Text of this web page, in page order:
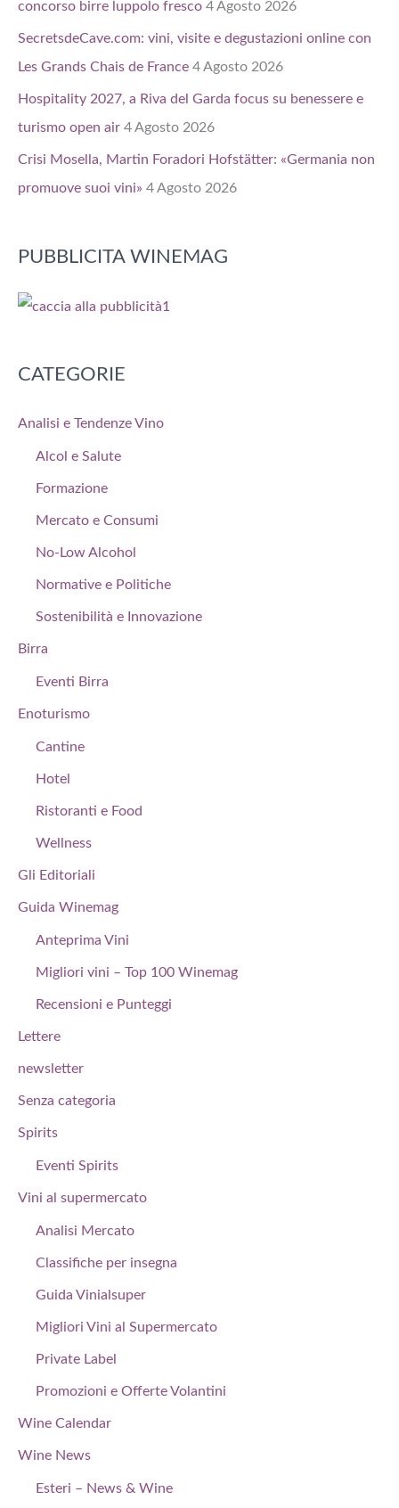
concorso birre luppolo fresco 4 Agosto 2026
SecretsdeCave.com: vini, visite e degustazioni online con
Les Grands Chais de France 4 Agosto 2026
Hospitality 2027, a Riva del Garda focus su benessere e
turismo open air 4 Agosto 2026
Crisi Mosella, Martin Foradori Hofstätter: «Germania non
promuove suoi vini» 4 Agosto 2026
PUBBLICITA WINEMAG
CATEGORIE
Analisi e Tendenze Vino
Alcol e Salute
Formazione
Mercato e Consumi
No-Low Alcohol
Normative e Politiche
Sostenibilità e Innovazione
Birra
Eventi Birra
Enoturismo
Cantine
Hotel
Ristoranti e Food
Wellness
Gli Editoriali
Guida Winemag
Anteprima Vini
Migliori vini – Top 100 Winemag
Recensioni e Punteggi
Lettere
newsletter
Senza categoria
Spirits
Eventi Spirits
Vini al supermercato
Analisi Mercato
Classifiche per insegna
Guida Vinialsuper
Migliori Vini al Supermercato
Private Label
Promozioni e Offerte Volantini
Wine Calendar
Wine News
Esteri – News & Wine